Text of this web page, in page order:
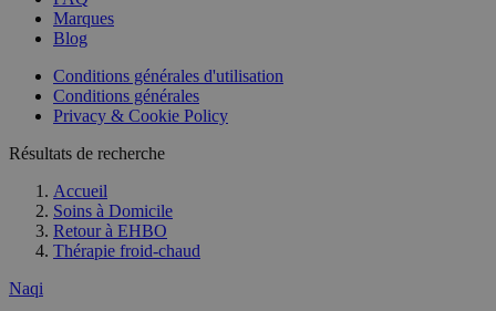
Marques
Blog
Conditions générales d'utilisation
Conditions générales
Privacy & Cookie Policy
Résultats de recherche
Accueil
Soins à Domicile
Retour à EHBO
Thérapie froid-chaud
Naqi